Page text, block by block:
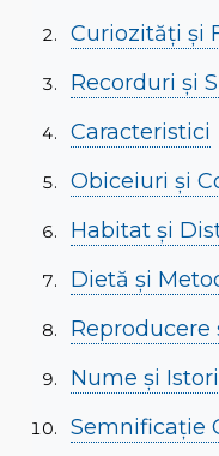
Curiozități și
Recorduri și
Caracteristici
Obiceiuri și
Habitat și
Dietă și
Reproducere
Nume și
Semnificație